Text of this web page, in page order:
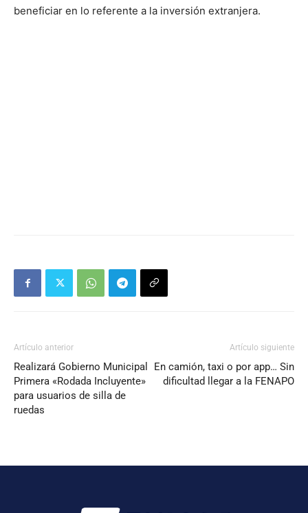
beneficiar en lo referente a la inversión extranjera.
Artículo anterior
Realizará Gobierno Municipal
Primera «Rodada Incluyente»
para usuarios de silla de
ruedas
Artículo siguiente
En camión, taxi o por app… Sin
dificultad llegar a la FENAPO